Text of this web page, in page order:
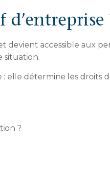
accessible aux
situation.
elle détermine les droits
?